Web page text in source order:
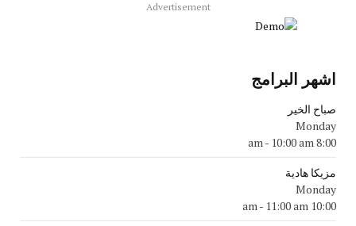
Advertisement
اشهر البرامج
صباح الخير
Monday
8:00 am
- 10:00 am
مزيكا هادية
Monday
10:00 am
- 11:00 am